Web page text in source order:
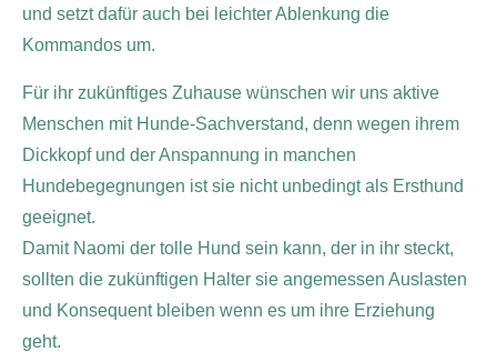
und setzt dafür auch bei leichter Ablenkung die
Kommandos um.
Für ihr zukünftiges Zuhause wünschen wir uns aktive
Menschen mit Hunde-Sachverstand, denn wegen ihrem
Dickkopf und der Anspannung in manchen
Hundebegegnungen ist sie nicht unbedingt als Ersthund
geeignet.
Damit Naomi der tolle Hund sein kann, der in ihr steckt,
sollten die zukünftigen Halter sie angemessen Auslasten
und Konsequent bleiben wenn es um ihre Erziehung
geht.